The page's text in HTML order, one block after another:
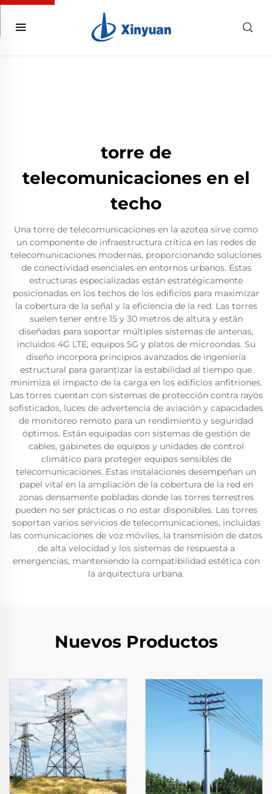
torre de
telecomunicaciones en el
techo
Una torre de telecomunicaciones en la azotea sirve como
un componente de infraestructura crítica en las redes de
telecomunicaciones modernas, proporcionando soluciones
de conectividad esenciales en entornos urbanos. Estas
estructuras especializadas están estratégicamente
posicionadas en los techos de los edificios para maximizar
la cobertura de la señal y la eficiencia de la red. Las torres
suelen tener entre 15 y 30 metros de altura y están
diseñadas para soportar múltiples sistemas de antenas,
incluidos 4G LTE, equipos 5G y platos de microondas. Su
diseño incorpora principios avanzados de ingeniería
estructural para garantizar la estabilidad al tiempo que
minimiza el impacto de la carga en los edificios anfitriones.
Las torres cuentan con sistemas de protección contra rayos
sofisticados, luces de advertencia de aviación y capacidades
de monitoreo remoto para un rendimiento y seguridad
óptimos. Están equipadas con sistemas de gestión de
cables, gabinetes de equipos y unidades de control
climático para proteger equipos sensibles de
telecomunicaciones. Estas instalaciones desempeñan un
papel vital en la ampliación de la cobertura de la red en
zonas densamente pobladas donde las torres terrestres
pueden no ser prácticas o no estar disponibles. Las torres
soportan varios servicios de telecomunicaciones, incluidas
las comunicaciones de voz móviles, la transmisión de datos
de alta velocidad y los sistemas de respuesta a
emergencias, manteniendo la compatibilidad estética con
la arquitectura urbana.
Nuevos Productos